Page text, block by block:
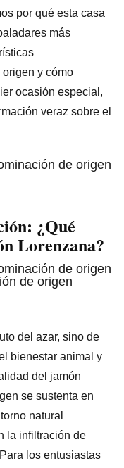
por qué esta casa
más
y cómo
ocasión especial,
veraz sobre el
¿Qué
Lorenzana?
del azar, sino de
bienestar animal y
del jamón
se sustenta en
natural
la infiltración de
los entusiastas